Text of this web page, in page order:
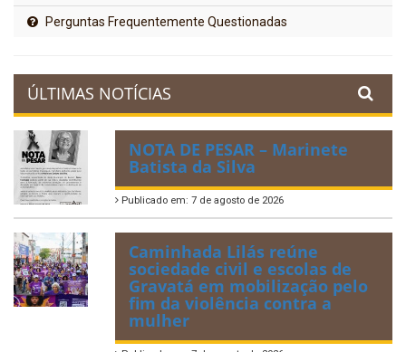
Perguntas Frequentemente Questionadas
ÚLTIMAS NOTÍCIAS
NOTA DE PESAR – Marinete
Batista da Silva
Publicado em: 7 de agosto de 2026
Caminhada Lilás reúne
sociedade civil e escolas de
Gravatá em mobilização pelo
fim da violência contra a
mulher